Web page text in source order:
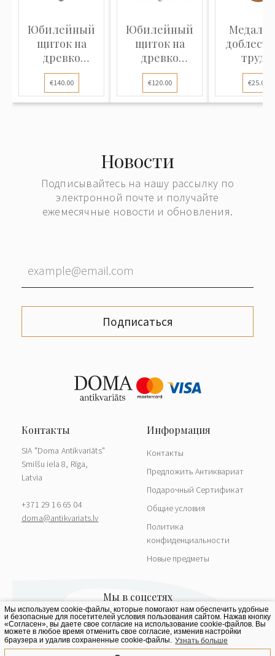
Юбилейный
щиток на
древко
знамени
"Подарок Во...
€140.00
Юбилейный
щиток на
древко
знамени
"Освящение...
€120.00
Медаль
труд в
€25.00
Новости
Подписывайтесь на нашу рассылку по
электронной почте и получайте
ежемесячные новости и обновления.
Подписаться
SIA "Doma Antikvariāts"
Smilšu iela 8, Rīga,
Latvia
+371 29 16 65 04
doma@antikvariats.lv
Контакты
Предложить Антиквариат
Подарочный Сертификат
Общие условия
Политика
конфиденциальности
Новые предметы
Мы используем cookie-файлы, которые помогают нам обеспечить удобные
и безопасные для посетителей условия пользования сайтом. Нажав кнопку
«Согласен», вы даете свое согласие на использование cookie-файлов. Вы
можете в любое время отменить свое согласие, изменив настройки
браузера и удалив сохраненные cookie-файлы. Узнать больше